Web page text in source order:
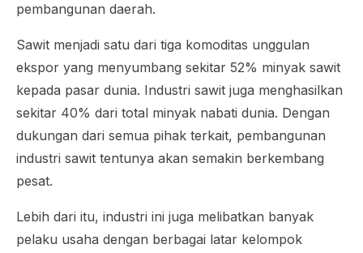
pembangunan daerah.
Sawit menjadi satu dari tiga komoditas unggulan
ekspor yang menyumbang sekitar 52% minyak sawit
kepada pasar dunia. Industri sawit juga menghasilkan
sekitar 40% dari total minyak nabati dunia. Dengan
dukungan dari semua pihak terkait, pembangunan
industri sawit tentunya akan semakin berkembang
pesat.
Lebih dari itu, industri ini juga melibatkan banyak
pelaku usaha dengan berbagai latar kelompok